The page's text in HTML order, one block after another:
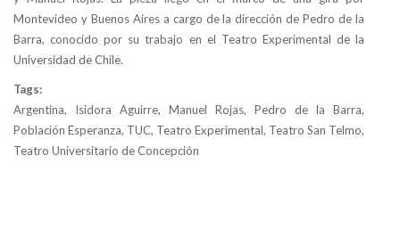
Montevideo y Buenos Aires a cargo de la dirección de Pedro de la
Barra, conocido por su trabajo en el Teatro Experimental de la
Universidad de Chile.
Tags:
Argentina, Isidora Aguirre, Manuel Rojas, Pedro de la Barra,
Población Esperanza, TUC, Teatro Experimental, Teatro San Telmo,
Teatro Universitario de Concepción